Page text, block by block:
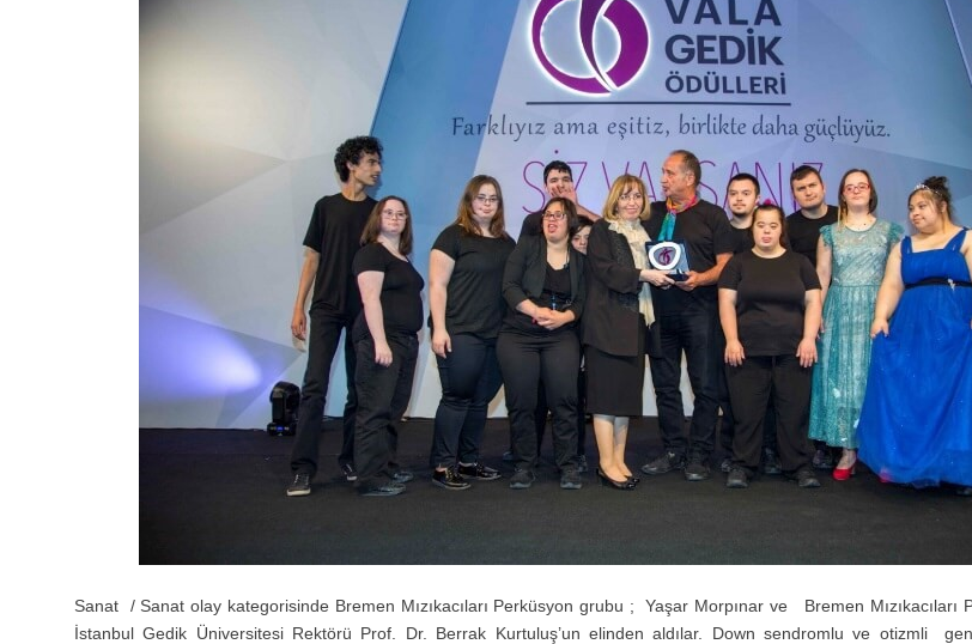
Sanat / Sanat olay kategorisinde Bremen Mızıkacıları Perküsyon grubu ; Yaşar Morpınar ve
Bremen
İstanbul Gedik Üniversitesi Rektörü Prof. Dr. Berrak Kurtuluş’un elinden aldılar. Down sendromlu ve otizmli